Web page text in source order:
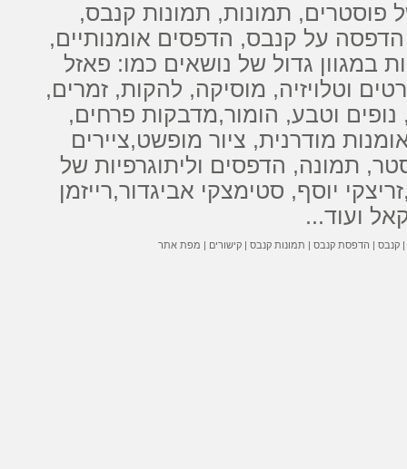
פוסטרים, תמונות, תמונות קנבס,
הדפסה על קנבס, הדפסים אומנותיים,
במגוון גדול של נושאים כמו: פאזל
וטלויזיה, מוסיקה, להקות, זמרים,
וטבע, הומור,מדבקות פרחים,
מודרנית, ציור מופשט,ציירים
תמונה, הדפסים וליתוגרפיות של
זריצקי יוסף, סטימצקי אביגדור,רייזמן
ועוד...
|קנבס | הדפסת קנבס | תמונות קנבס |קישורים | מפת אתר